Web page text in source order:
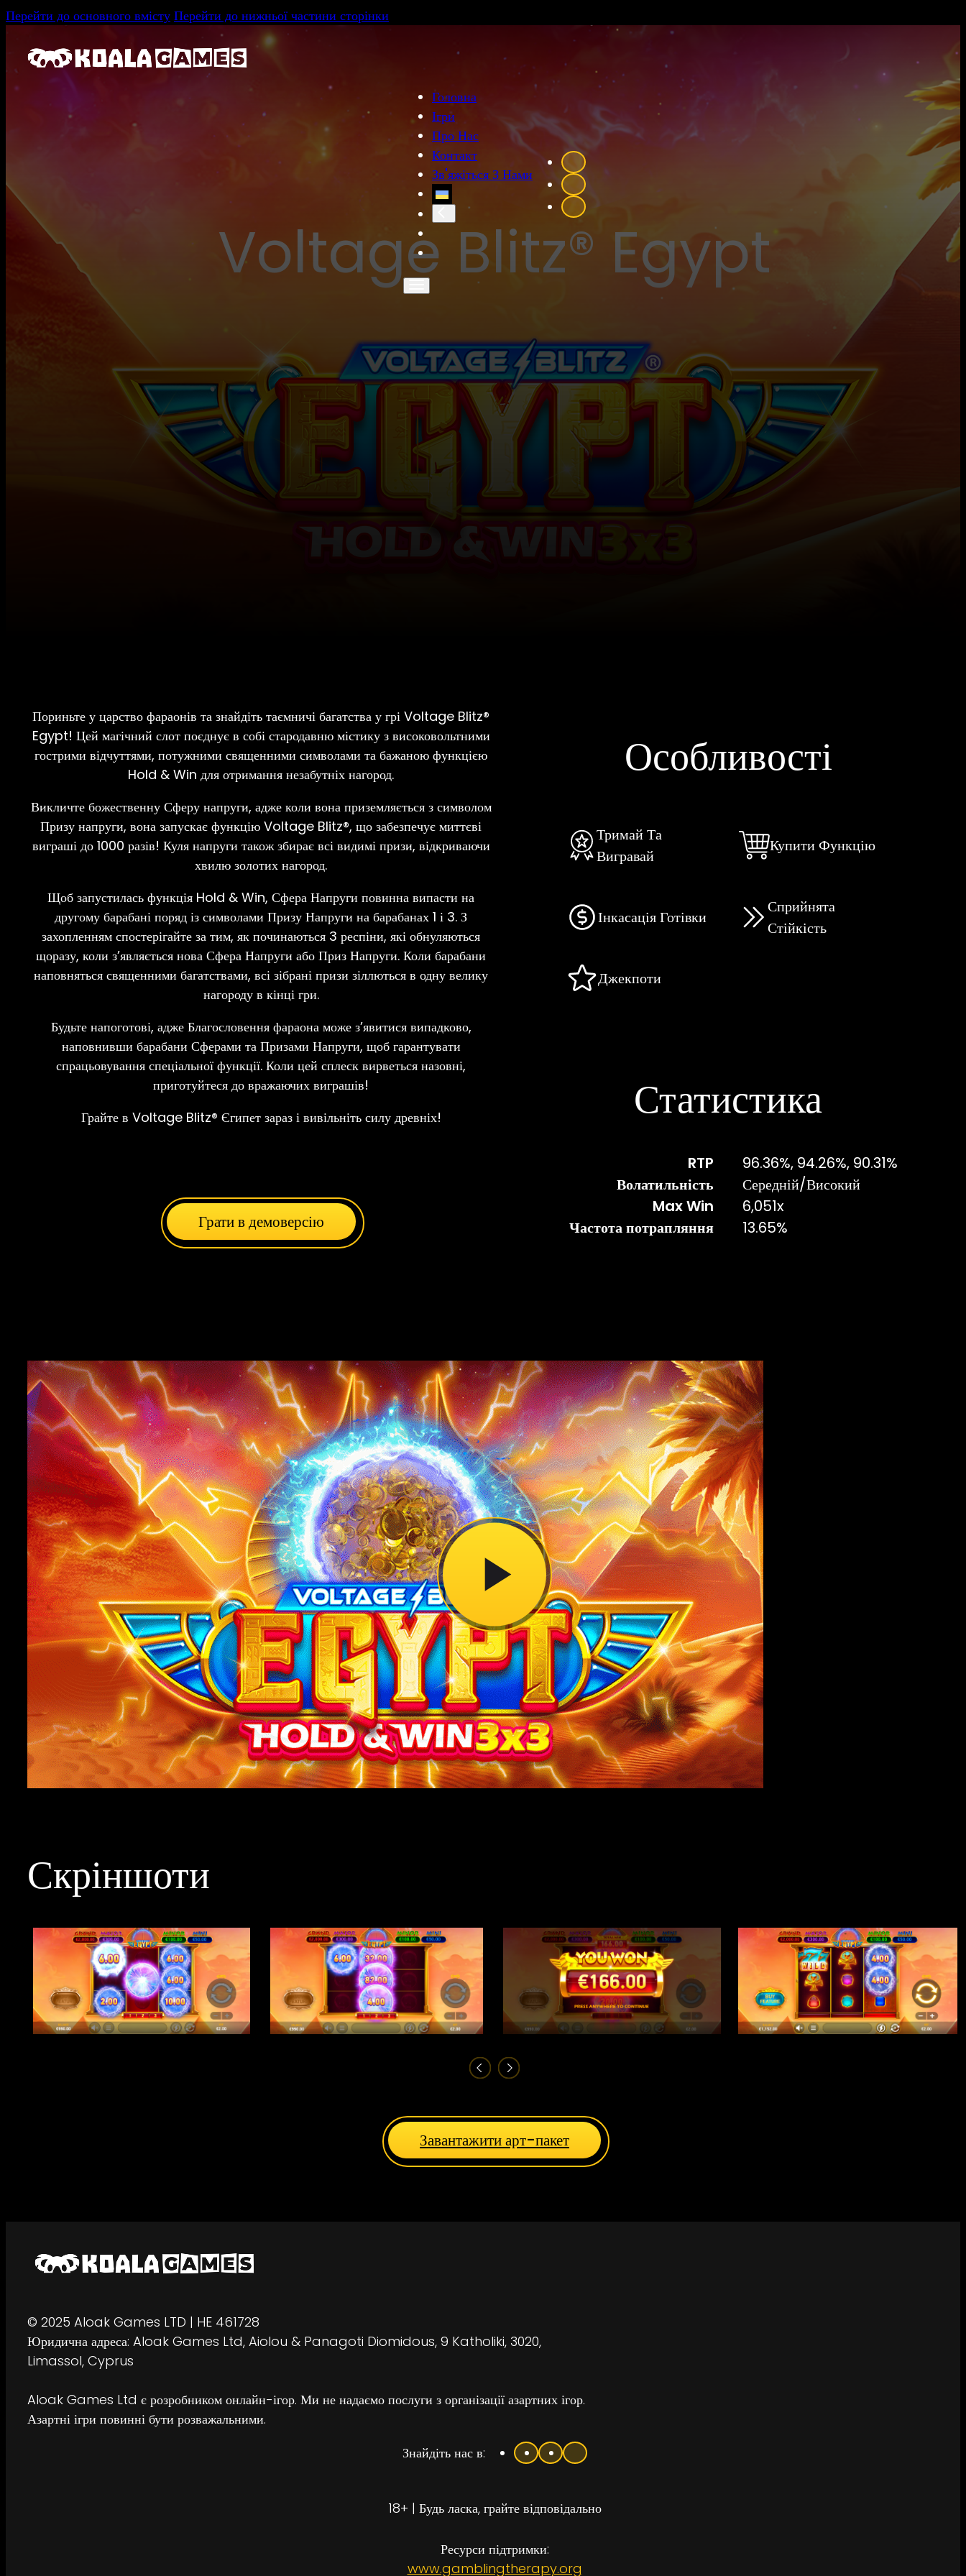
Перейти до основного вмісту Перейти до нижньої частини сторінки
Головна
Ігри
Про Нас
Контакт
Зв'яжіться З Нами
Voltage Blitz® Egypt
Пориньте у царство фараонів та знайдіть таємничі багатства у грі Voltage Blitz®
Egypt! Цей магічний слот поєднує в собі стародавню містику з високовольтними
гострими відчуттями, потужними священними символами та бажаною функцією
Hold & Win для отримання незабутніх нагород.
Викличте божественну Сферу напруги, адже коли вона приземляється з символом
Призу напруги, вона запускає функцію Voltage Blitz®, що забезпечує миттєві
виграші до 1000 разів! Куля напруги також збирає всі видимі призи, відкриваючи
хвилю золотих нагород.
Щоб запустилась функція Hold & Win, Сфера Напруги повинна випасти на
другому барабані поряд із символами Призу Напруги на барабанах 1 і 3. З
захопленням спостерігайте за тим, як починаються 3 респіни, які обнуляються
щоразу, коли з’являється нова Сфера Напруги або Приз Напруги. Коли барабани
наповняться священними багатствами, всі зібрані призи зіллються в одну велику
нагороду в кінці гри.
Будьте напоготові, адже Благословення фараона може з’явитися випадково,
наповнивши барабани Сферами та Призами Напруги, щоб гарантувати
спрацьовування спеціальної функції. Коли цей сплеск вирветься назовні,
приготуйтеся до вражаючих виграшів!
Грайте в Voltage Blitz® Єгипет зараз і вивільніть силу древніх!
Грати в демоверсію
Особливості
Тримай Та
Вигравай
Купити Функцію
Інкасація Готівки
Сприйнята
Стійкість
Джекпоти
Статистика
RTP
96.36%, 94.26%, 90.31%
Волатильність
Середній/Високий
Max Win
6,051x
Частота потрапляння
13.65%
Скріншоти
Завантажити арт-пакет
© 2025 Aloak Games LTD | HE 461728
Юридична адреса: Aloak Games Ltd, Aiolou & Panagoti Diomidous, 9 Katholiki, 3020,
Limassol, Cyprus
Aloak Games Ltd є розробником онлайн-ігор. Ми не надаємо послуги з організації азартних ігор.
Азартні ігри повинні бути розважальними.
Знайдіть нас в:
18+ | Будь ласка, грайте відповідально
Ресурси підтримки:
www.gamblingtherapy.org